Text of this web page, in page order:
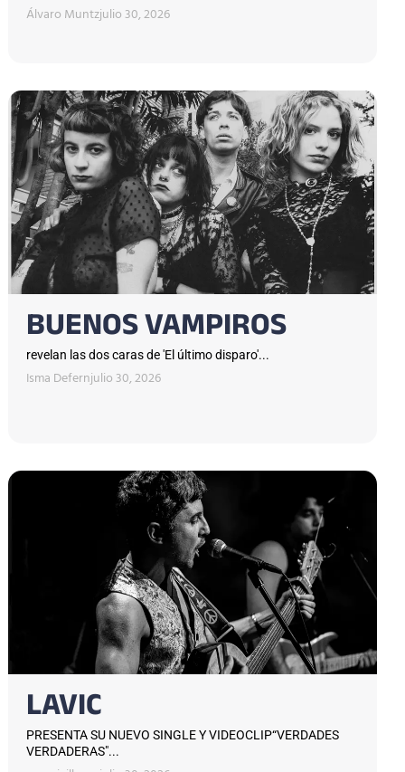
Álvaro Muntzjulio 30, 2026
BUENOS VAMPIROS
revelan las dos caras de 'El último disparo'...
Isma Defernjulio 30, 2026
LAVIC
PRESENTA SU NUEVO SINGLE Y VIDEOCLIP“VERDADES
VERDADERAS"...